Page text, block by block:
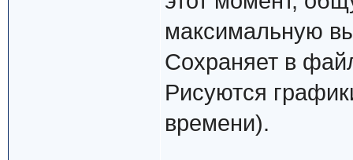
максимальную
Сохраняет в
Рисуются
времени).